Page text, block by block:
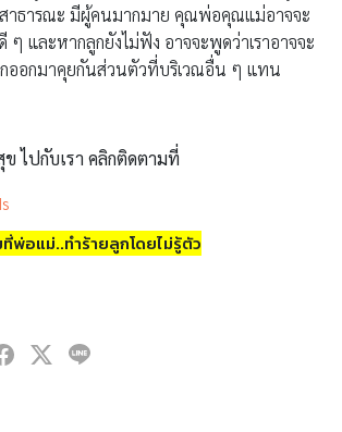
าธารณะ มีผู้คนมากมาย คุณพ่อคุณแม่อาจจะ
ๆ และหากลูกยังไม่ฟัง อาจจะพูดว่าเราอาจจะ
ออกมาคุยกันส่วนตัวที่บริเวณอื่น ๆ แทน
ข ไปกับเรา คลิกติดตามที่
พ่อแม่..ทำร้ายลูกโดยไม่รู้ตัว